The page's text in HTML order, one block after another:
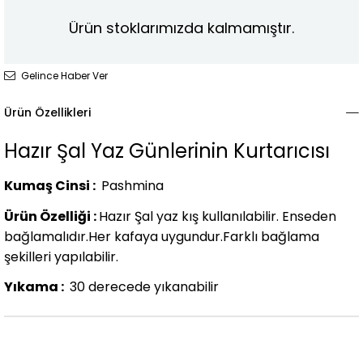
Ürün stoklarımızda kalmamıştır.
Gelince Haber Ver
Ürün Özellikleri
Hazır Şal Yaz Günlerinin Kurtarıcısı
Kumaş Cinsi : Pashmina
Ürün Özelliği :Hazır Şal yaz kış kullanılabilir. Enseden
bağlamalıdır.Her kafaya uygundur.Farklı bağlama
şekilleri yapılabilir.
Yıkama : 30 derecede yıkanabilir